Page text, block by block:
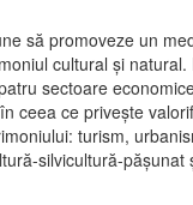
să promoveze un
cultural și natural.
sectoare
ceea ce privește
turism,
silvicultură-pășunat